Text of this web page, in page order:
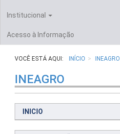
Institucional
Acesso à Informação
VOCÊ ESTÁ AQUI: INÍCIO INEAGRO
INEAGRO
INICIO